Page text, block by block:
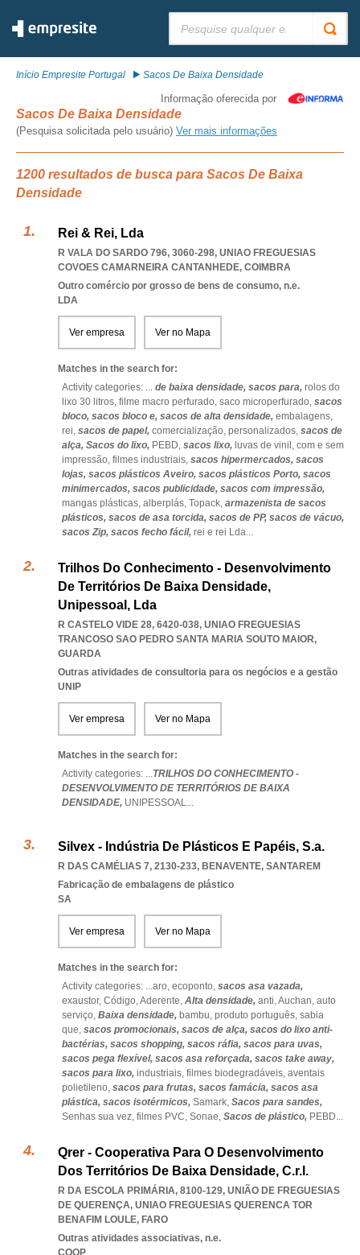
Início Empresite Portugal Sacos De Baixa Densidade
Informação oferecida por
Sacos De Baixa Densidade
(Pesquisa solicitada pelo usuário) Ver mais informações
1200 resultados de busca para Sacos De Baixa
Densidade
Rei & Rei, Lda
R VALA DO SARDO 796, 3060-298, UNIAO FREGUESIAS
COVOES CAMARNEIRA CANTANHEDE, COIMBRA
Outro comércio por grosso de bens de consumo, n.e.
LDA
Ver empresa Ver no Mapa
Matches in the search for:
Activity categories: ... de baixa densidade, sacos para, rolos do
lixo 30 litros, filme macro perfurado, saco microperfurado, sacos
bloco, sacos bloco e, sacos de alta densidade, embalagens,
rei, sacos de papel, comercialização, personalizados, sacos de
alça, Sacos do lixo, PEBD, sacos lixo, luvas de vinil, com e sem
impressão, filmes industriais, sacos hipermercados, sacos
lojas, sacos plásticos Aveiro, sacos plásticos Porto, sacos
minimercados, sacos publicidade, sacos com impressão,
mangas plásticas, alberplás, Topack, armazenista de sacos
plásticos, sacos de asa torcida, sacos de PP, sacos de vácuo,
sacos Zip, sacos fecho fácil, rei e rei Lda...
Trilhos Do Conhecimento - Desenvolvimento
De Territórios De Baixa Densidade,
Unipessoal, Lda
R CASTELO VIDE 28, 6420-038, UNIAO FREGUESIAS
TRANCOSO SAO PEDRO SANTA MARIA SOUTO MAIOR,
GUARDA
Outras atividades de consultoria para os negócios e a gestão
UNIP
Ver empresa Ver no Mapa
Matches in the search for:
Activity categories: ...TRILHOS DO CONHECIMENTO -
DESENVOLVIMENTO DE TERRITÓRIOS DE BAIXA
DENSIDADE, UNIPESSOAL...
Silvex - Indústria De Plásticos E Papéis, S.a.
R DAS CAMÉLIAS 7, 2130-233, BENAVENTE, SANTAREM
Fabricação de embalagens de plástico
SA
Ver empresa Ver no Mapa
Matches in the search for:
Activity categories: ...aro, ecoponto, sacos asa vazada,
exaustor, Código,Aderente, Alta densidade, anti,Auchan, auto
serviço, Baixa densidade, bambu, produto português, sabia
que, sacos promocionais, sacos de alça, sacos do lixo anti-
bactérias, sacos shopping, sacos ráfia, sacos para uvas,
sacos pega flexível, sacos asa reforçada, sacos take away,
sacos para lixo, industriais, filmes biodegradáveis, aventais
polietileno, sacos para frutas, sacos famácia, sacos asa
plástica, sacos isotérmicos, Samark, Sacos para sandes,
Senhas sua vez, filmes PVC, Sonae, Sacos de plástico, PEBD...
Qrer - Cooperativa Para O Desenvolvimento
Dos Territórios De Baixa Densidade, C.r.l.
R DA ESCOLA PRIMÁRIA, 8100-129, UNIÃO DE FREGUESIAS
DE QUERENÇA, UNIAO FREGUESIAS QUERENCA TOR
BENAFIM LOULE, FARO
Outras atividades associativas, n.e.
COOP